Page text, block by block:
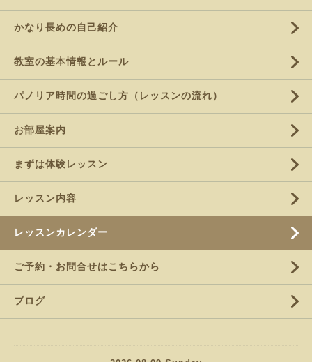
かなり長めの自己紹介
教室の基本情報とルール
パノリア時間の過ごし方（レッスンの流れ）
お部屋案内
まずは体験レッスン
レッスン内容
レッスンカレンダー
ご予約・お問合せはこちらから
ブログ